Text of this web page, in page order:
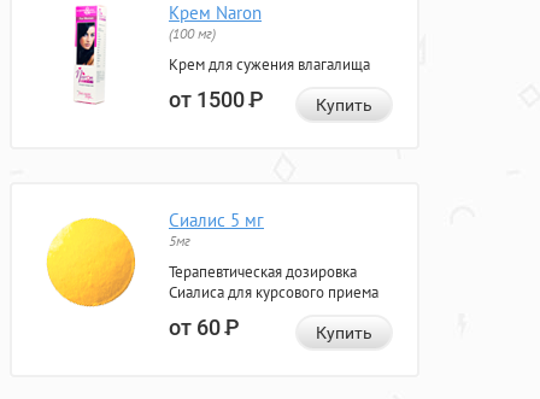
Крем Naron
(100 мг)
Крем для сужения влагалища
от 1500Р Купить
Сиалис 5 мг
5мг
Терапевтическая дозировка
Сиалиса для курсового приема
от 60Р Купить